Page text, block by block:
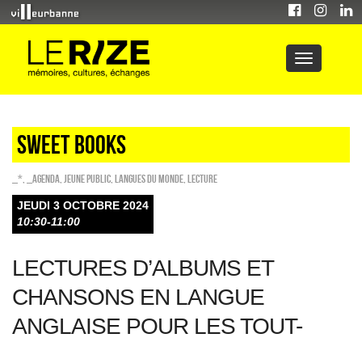
sweet books
_* _Agenda Jeune public Langues du monde Lecture
JEUDI 3 OCTOBRE 2024
10:30-11:00
LECTURES D’ALBUMS ET
CHANSONS EN LANGUE
ANGLAISE POUR LES TOUT-